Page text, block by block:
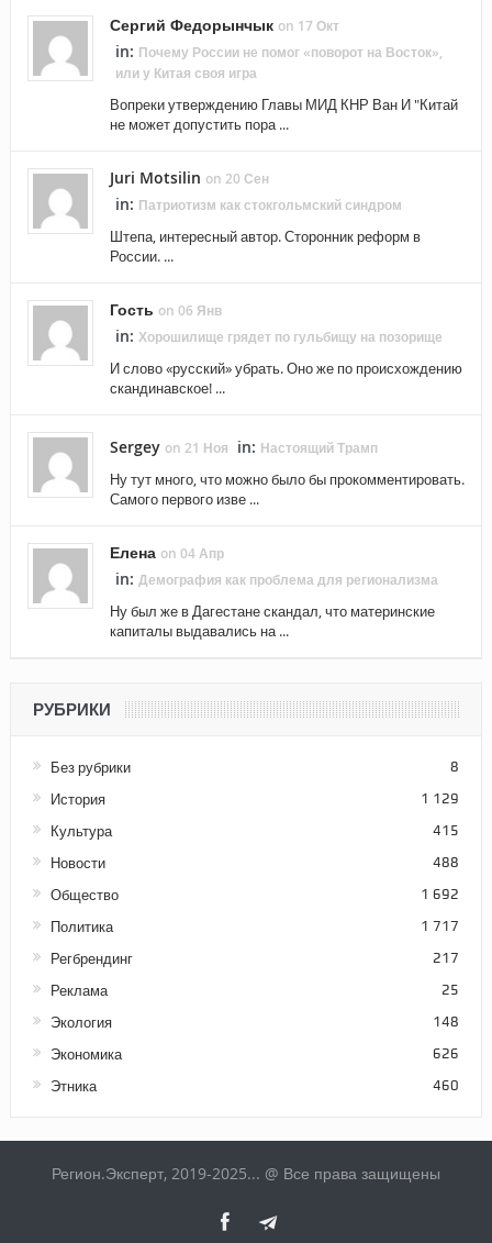
Сергий Федорынчык on 17 Окт
in: Почему России не помог «поворот на Восток»,
или у Китая своя игра
Вопреки утверждению Главы МИД КНР Ван И "Китай
не может допустить пора ...
Juri Motsilin on 20 Сен
in: Патриотизм как стокгольмский синдром
Штепа, интересный автор. Сторонник реформ в
России. ...
Гость on 06 Янв
in: Хорошилище грядет по гульбищу на позорище
И слово «русский» убрать. Оно же по происхождению
скандинавское! ...
Sergey on 21 Ноя in: Настоящий Трамп
Ну тут много, что можно было бы прокомментировать.
Самого первого изве ...
Елена on 04 Апр
in: Демография как проблема для регионализма
Ну был же в Дагестане скандал, что материнские
капиталы выдавались на ...
РУБРИКИ
Без рубрики 8
История 1 129
Культура 415
Новости 488
Общество 1 692
Политика 1 717
Регбрендинг 217
Реклама 25
Экология 148
Экономика 626
Этника 460
Регион.Эксперт, 2019-2025... @ Все права защищены